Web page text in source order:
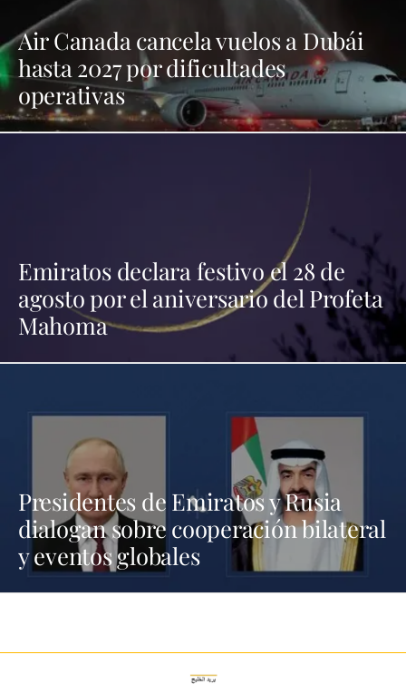
Air Canada cancela vuelos a Dubái
hasta 2027 por dificultades
operativas
Emiratos declara festivo el 28 de
agosto por el aniversario del Profeta
Mahoma
Presidentes de Emiratos y Rusia
dialogan sobre cooperación bilateral
y eventos globales